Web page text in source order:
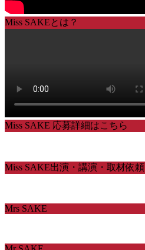
Miss SAKEとは？
Miss SAKE 応募詳細はこちら
Miss SAKE出演・講演・取材依頼
Mrs SAKE